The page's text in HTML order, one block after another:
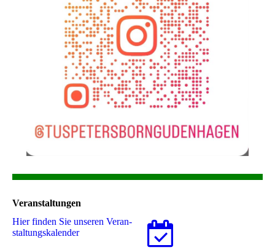
Veranstaltungen
Hier finden Sie unseren Ver­an­
stal­tungs­ka­len­der